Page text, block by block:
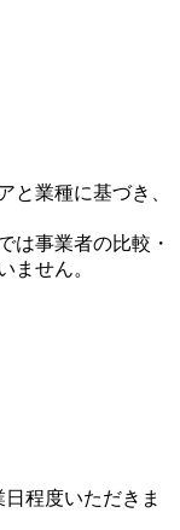
業種に基づき、
は事業者の比較・
ません。
程度いただきま